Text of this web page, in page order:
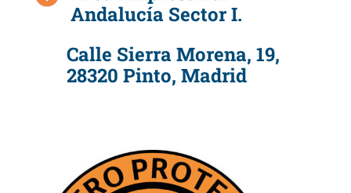
Andalucía Sector I.
Calle Sierra Morena, 19,
28320 Pinto, Madrid